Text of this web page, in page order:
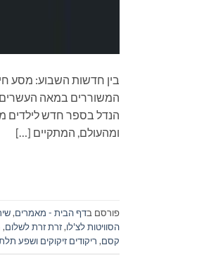
בין חדשות השבוע: מסע
המשוררים במאה העשרים,
ומהעולם, המתקיים […]
פורסם בדף הבית - מאמרים,
הסוויטות לצ'לו,זרת זרת לשלום,
קסם, ריקודים זיקוקים ושפע